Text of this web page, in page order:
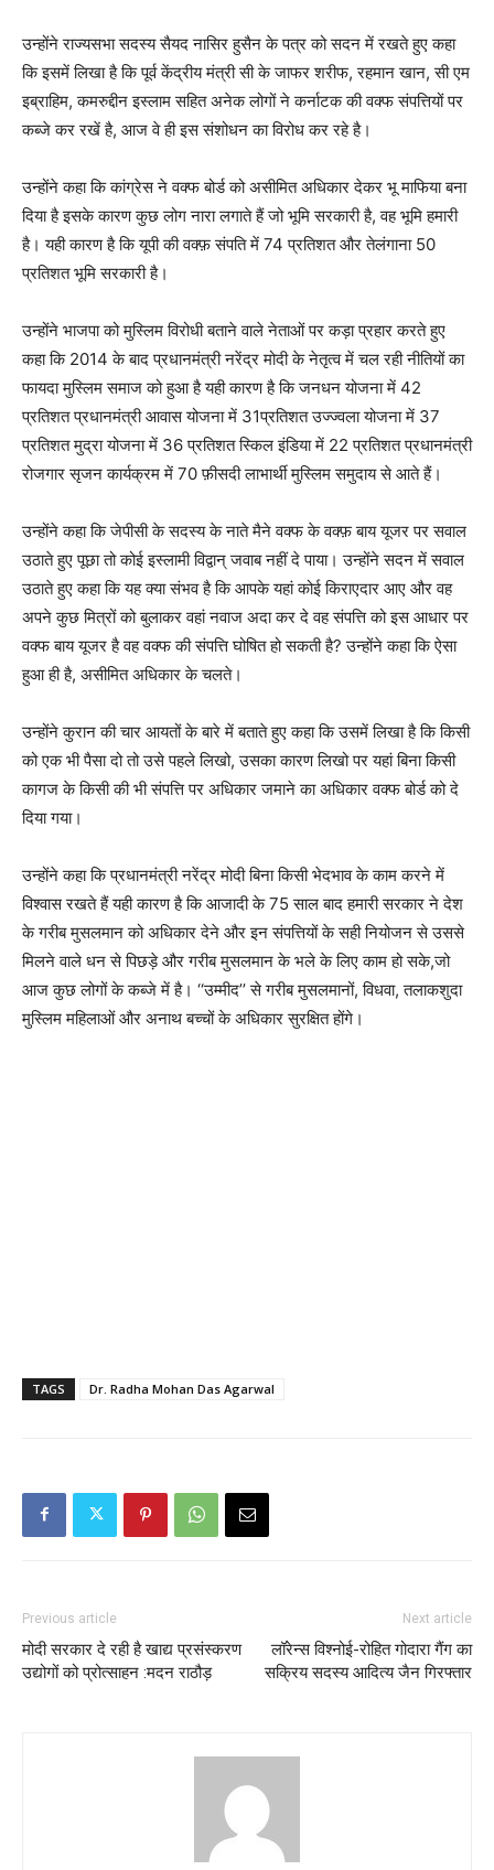
उन्होंने राज्यसभा सदस्य सैयद नासिर हुसैन के पत्र को सदन में रखते हुए कहा
कि इसमें लिखा है कि पूर्व केंद्रीय मंत्री सी के जाफर शरीफ, रहमान खान, सी एम
इब्राहिम, कमरुद्दीन इस्लाम सहित अनेक लोगों ने कर्नाटक की वक्फ संपत्तियों पर
कब्जे कर रखें है, आज वे ही इस संशोधन का विरोध कर रहे है।
उन्होंने कहा कि कांग्रेस ने वक्फ बोर्ड को असीमित अधिकार देकर भू माफिया बना
दिया है इसके कारण कुछ लोग नारा लगाते हैं जो भूमि सरकारी है, वह भूमि हमारी
है। यही कारण है कि यूपी की वक्फ़ संपति में 74 प्रतिशत और तेलंगाना 50
प्रतिशत भूमि सरकारी है।
उन्होंने भाजपा को मुस्लिम विरोधी बताने वाले नेताओं पर कड़ा प्रहार करते हुए
कहा कि 2014 के बाद प्रधानमंत्री नरेंद्र मोदी के नेतृत्व में चल रही नीतियों का
फायदा मुस्लिम समाज को हुआ है यही कारण है कि जनधन योजना में 42
प्रतिशत प्रधानमंत्री आवास योजना में 31प्रतिशत उज्ज्वला योजना में 37
प्रतिशत मुद्रा योजना में 36 प्रतिशत स्किल इंडिया में 22 प्रतिशत प्रधानमंत्री
रोजगार सृजन कार्यक्रम में 70 फ़ीसदी लाभार्थी मुस्लिम समुदाय से आते हैं।
उन्होंने कहा कि जेपीसी के सदस्य के नाते मैने वक्फ के वक्फ़ बाय यूजर पर सवाल
उठाते हुए पूछा तो कोई इस्लामी विद्वान् जवाब नहीं दे पाया। उन्होंने सदन में सवाल
उठाते हुए कहा कि यह क्या संभव है कि आपके यहां कोई किराएदार आए और वह
अपने कुछ मित्रों को बुलाकर वहां नवाज अदा कर दे वह संपत्ति को इस आधार पर
वक्फ बाय यूजर है वह वक्फ की संपत्ति घोषित हो सकती है? उन्होंने कहा कि ऐसा
हुआ ही है, असीमित अधिकार के चलते।
उन्होंने कुरान की चार आयतों के बारे में बताते हुए कहा कि उसमें लिखा है कि किसी
को एक भी पैसा दो तो उसे पहले लिखो, उसका कारण लिखो पर यहां बिना किसी
कागज के किसी की भी संपत्ति पर अधिकार जमाने का अधिकार वक्फ बोर्ड को दे
दिया गया।
उन्होंने कहा कि प्रधानमंत्री नरेंद्र मोदी बिना किसी भेदभाव के काम करने में
विश्वास रखते हैं यही कारण है कि आजादी के 75 साल बाद हमारी सरकार ने देश
के गरीब मुसलमान को अधिकार देने और इन संपत्तियों के सही नियोजन से उससे
मिलने वाले धन से पिछड़े और गरीब मुसलमान के भले के लिए काम हो सके,जो
आज कुछ लोगों के कब्जे में है। ‘‘उम्मीद’’ से गरीब मुसलमानों, विधवा, तलाकशुदा
मुस्लिम महिलाओं और अनाथ बच्चों के अधिकार सुरक्षित होंगे।
TAGS Dr. Radha Mohan Das Agarwal
Previous article
मोदी सरकार दे रही है खाद्य प्रसंस्करण
उद्योगों को प्रोत्साहन :मदन राठौड़
Next article
लॉरेन्स विश्नोई-रोहित गोदारा गैंग का
सक्रिय सदस्य आदित्य जैन गिरफ्तार